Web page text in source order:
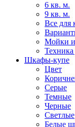
6 кв. м.
9 кв. м.
Все для
Мойки и
Шкафы-купе
Цвет
Серые
Темные
Черные
Светлые
Белые